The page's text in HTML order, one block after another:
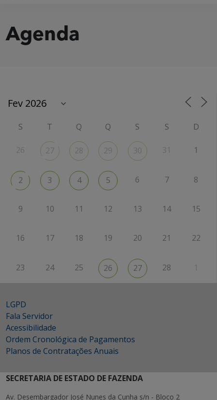
Agenda
S T Q Q S S D
26 27 28 29 30 31 1
2 3 4 5 6 7 8
9 10 11 12 13 14 15
16 17 18 19 20 21 22
23 24 25 26 27 28 1
LGPD
Fala Servidor
Acessibilidade
Ordem Cronológica de Pagamentos
Planos de Contratações Anuais
SECRETARIA DE ESTADO DE FAZENDA
Av. Desembargador José Nunes da Cunha s/n - Bloco 2